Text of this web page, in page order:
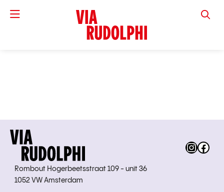
VIA
Rombout Hogerbeetsstraat 109 - unit 36
1052 VW Amsterdam